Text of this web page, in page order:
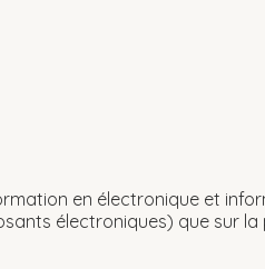
en électronique et
électroniques) que sur